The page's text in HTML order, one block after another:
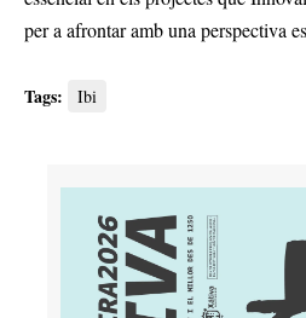
per a afrontar amb una perspectiva
Tags: Ibi